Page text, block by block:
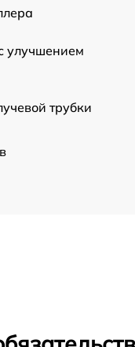
улучшением
трубки